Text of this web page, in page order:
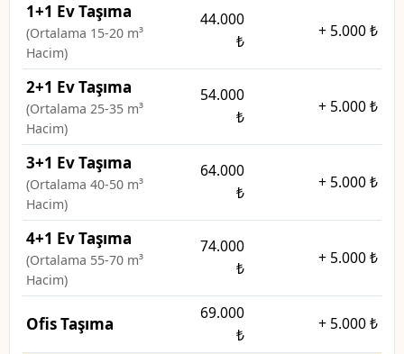
1+1 Ev Taşıma
(Ortalama 15-20 m³
Hacim)
44.000
₺
+ 5.000 ₺
2+1 Ev Taşıma
(Ortalama 25-35 m³
Hacim)
54.000
₺
+ 5.000 ₺
3+1 Ev Taşıma
(Ortalama 40-50 m³
Hacim)
64.000
₺
+ 5.000 ₺
4+1 Ev Taşıma
(Ortalama 55-70 m³
Hacim)
74.000
₺
+ 5.000 ₺
Ofis Taşıma
69.000
₺
+ 5.000 ₺